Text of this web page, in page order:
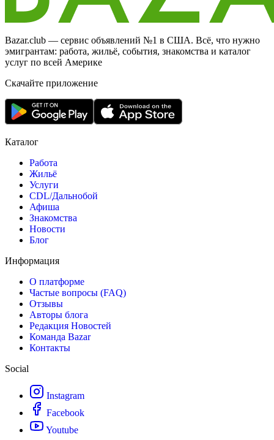
Bazar.club — сервис объявлений №1 в США. Всё, что нужно
эмигрантам: работа, жильё, события, знакомства и каталог
услуг по всей Америке
Скачайте приложение
Каталог
Работа
Жильё
Услуги
CDL/Дальнобой
Афиша
Знакомства
Новости
Блог
Информация
О платформе
Частые вопросы (FAQ)
Отзывы
Авторы блога
Редакция Новостей
Команда Bazar
Контакты
Social
Instagram
Facebook
Youtube